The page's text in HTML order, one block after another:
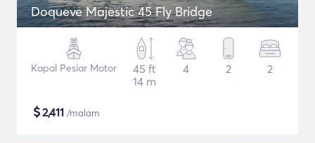
Doqueve Majestic 45 Fly Bridge
Kapal Pesiar Motor
45 ft
14 m
4 2 2
$2,411 /malam